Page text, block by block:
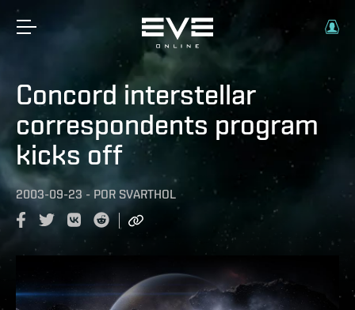
Concord interstellar
correspondents program
kicks off
2003-09-23 - POR SVARTHOL